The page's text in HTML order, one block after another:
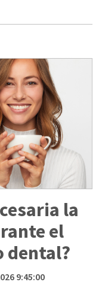
la
el
dental?
9:45:00